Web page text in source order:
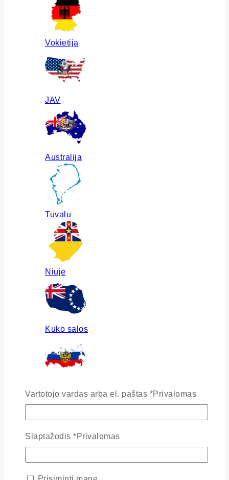
Vokietija
JAV
Australija
Tuvalu
Niujė
Kuko salos
Vartotojo vardas arba el. paštas *Privalomas
Slaptažodis *Privalomas